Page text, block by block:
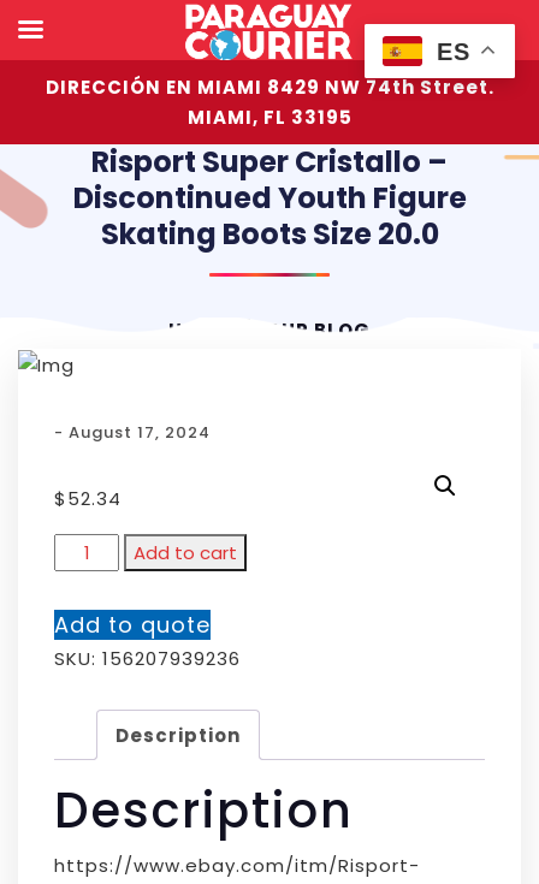
DIRECCIÓN EN MIAMI 8429 NW 74th Street.
MIAMI, FL 33195
Risport Super Cristallo –
Discontinued Youth Figure
Skating Boots Size 20.0
HOME OUR BLOG
- August 17, 2024
$52.34
Add to cart
Add to quote
SKU: 156207939236
Description
Description
https://www.ebay.com/itm/Risport-
ES